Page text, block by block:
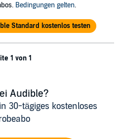
Bedingungen gelten.
Standard kostenlos testen
1 von 1
Audible?
30-tägiges kostenloses